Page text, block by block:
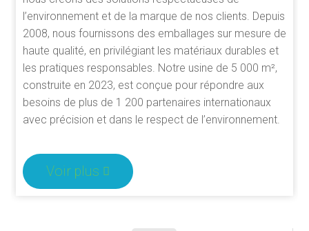
l’environnement et de la marque de nos clients. Depuis
2008, nous fournissons des emballages sur mesure de
haute qualité, en privilégiant les matériaux durables et
les pratiques responsables. Notre usine de 5 000 m²,
construite en 2023, est conçue pour répondre aux
besoins de plus de 1 200 partenaires internationaux
avec précision et dans le respect de l’environnement.
Voir plus